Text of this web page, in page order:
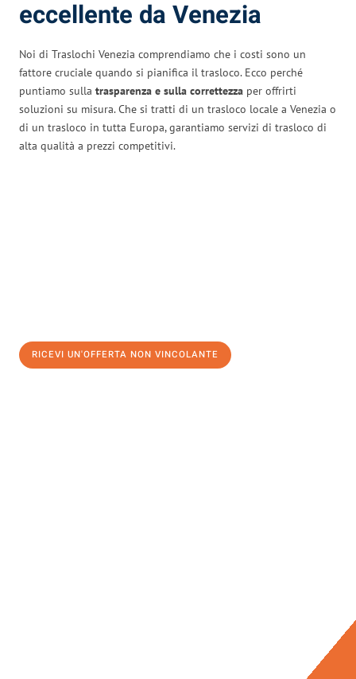
eccellente da Venezia
Noi di Traslochi Venezia comprendiamo che i costi sono un
fattore cruciale quando si pianifica il trasloco. Ecco perché
puntiamo sulla trasparenza e sulla correttezza per offrirti
soluzioni su misura. Che si tratti di un trasloco locale a Venezia o
di un trasloco in tutta Europa, garantiamo servizi di trasloco di
alta qualità a prezzi competitivi.
RICEVI UN'OFFERTA NON VINCOLANTE